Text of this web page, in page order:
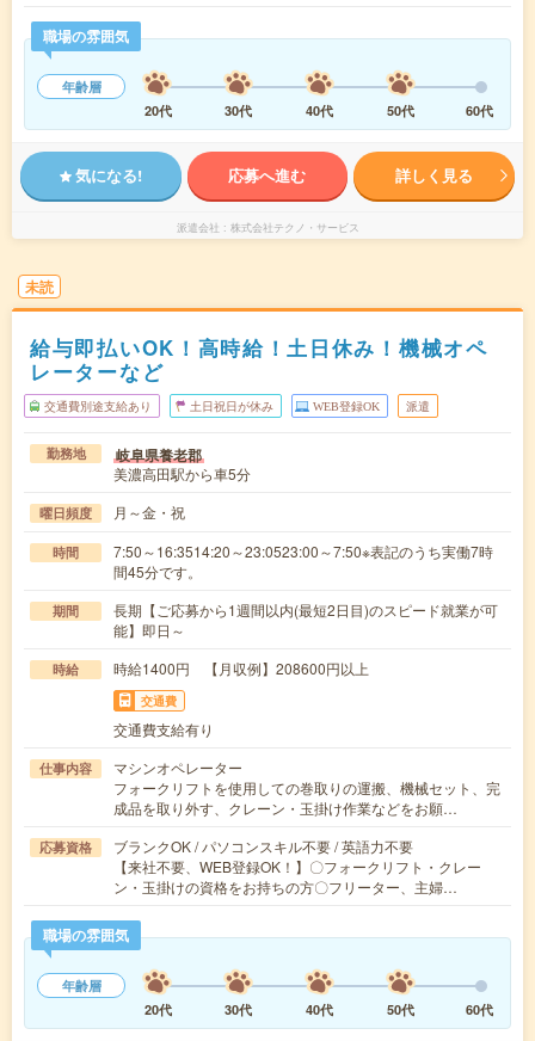
職場の雰囲気
年齢層
20代
30代 40代 50代 60代
気になる! 応募へ進む 詳しく見る
派遣会社 株式会社テクノ・サービス
未読
給与即払いOK！高時給！土日休み！機械オペ
レーターなど
交通費別途支給あり 土日祝日が休み WEB登録OK 派遣
勤務地 岐阜県養老郡
美濃高田駅から車5分
曜日頻度 月～金・祝
時間
7:50～16:3514:20～23:0523:00～7:50※表記のうち実働7時
間45分です。
期間
長期【ご応募から1週間以内(最短2日目)のスピード就業が可
能】即日～
時給 時給1400円 【月収例】208600円以上
交通費
交通費支給有り
仕事内容
マシンオペレーター
フォークリフトを使用しての巻取りの運搬、機械セット、完
成品を取り外す、クレーン・玉掛け作業などをお願…
応募資格
ブランクOK / パソコンスキル不要 / 英語力不要
【来社不要、WEB登録OK！】〇フォークリフト・クレー
ン・玉掛けの資格をお持ちの方〇フリーター、主婦…
職場の雰囲気
年齢層
20代
30代 40代 50代 60代